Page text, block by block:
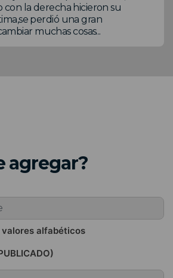
con la derecha hicieron su
perdió una gran
muchas cosas...
agregar?
alfabéticos